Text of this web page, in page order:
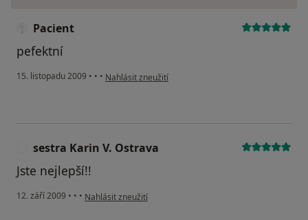
Pacient
pefektní
15. listopadu 2009 • • • podle názoru uživatele Pacient
Nahlásit zneužití
sestra Karin V. Ostrava
Jste nejlepší!!
12. září 2009 • • • podle názoru uživatele sestra Karin V. Ostrava
Nahlásit zneužití